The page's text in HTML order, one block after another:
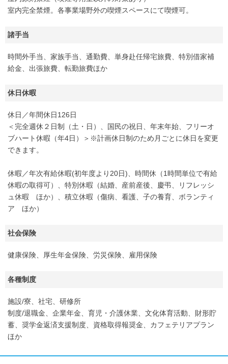
室内完全禁煙。各事業場野外の喫煙スペースにて喫煙可。
諸手当
時間外手当、家族手当、通勤費、単身赴任帰宅旅費、特別借家補
給金、出張旅費、転勤旅費ほか
休日休暇
休日／年間休日126日
＜完全週休２日制（土・日）、国民の祝日、年末年始、フリーオ
ブハート休暇（年4日）＞※計画休日制のため月ごとに休日を変更
できます。
休暇／年次有給休暇(初年度より20日)、時間休（1時間単位で有給
休暇の取得可）、特別休暇（結婚、産前産後、慶弔、リフレッシ
ュ休暇 ほか）、積立休暇（傷病、看護、子の養育、ボランティ
ア ほか）
社会保険
健康保険、厚生年金保険、労災保険、雇用保険
各種制度
施設/寮、社宅、研修所
制度/退職金、企業年金、育児・介護休業、文化体育活動、財形貯
蓄、奨学金返済支援制度、資格取得報奨金、カフェテリアプラン
ほか